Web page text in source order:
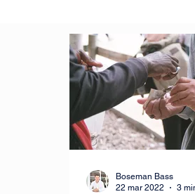
Nota de Prensa
Envíos entre particulares
Boseman Bass
22 mar 2022
3